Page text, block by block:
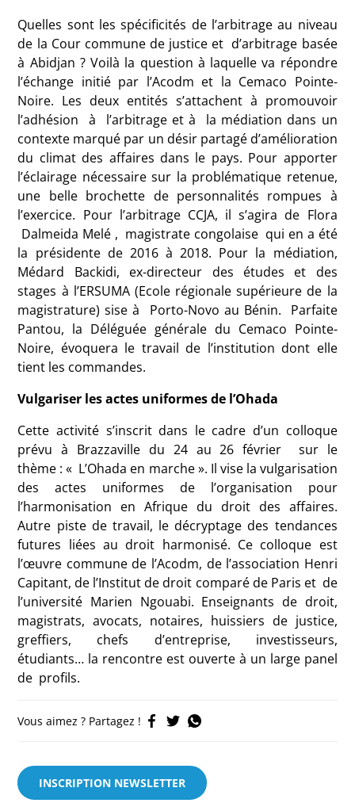
Quelles sont les spécificités de l’arbitrage au niveau
de la Cour commune de justice et d’arbitrage basée
à Abidjan ? Voilà la question à laquelle va répondre
l’échange initié par l’Acodm et la Cemaco Pointe-
Noire. Les deux entités s’attachent à promouvoir
l’adhésion à l’arbitrage et à la médiation dans un
contexte marqué par un désir partagé d’amélioration
du climat des affaires dans le pays. Pour apporter
l’éclairage nécessaire sur la problématique retenue,
une belle brochette de personnalités rompues à
l’exercice. Pour l’arbitrage CCJA, il s’agira de Flora
Dalmeida Melé , magistrate congolaise qui en a été
la présidente de 2016 à 2018. Pour la médiation,
Médard Backidi, ex-directeur des études et des
stages à l’ERSUMA (Ecole régionale supérieure de la
magistrature) sise à Porto-Novo au Bénin. Parfaite
Pantou, la Déléguée générale du Cemaco Pointe-
Noire, évoquera le travail de l’institution dont elle
tient les commandes.
Vulgariser les actes uniformes de l’Ohada
Cette activité s’inscrit dans le cadre d’un colloque
prévu à Brazzaville du 24 au 26 février sur le
thème : « L’Ohada en marche ». Il vise la vulgarisation
des actes uniformes de l’organisation pour
l’harmonisation en Afrique du droit des affaires.
Autre piste de travail, le décryptage des tendances
futures liées au droit harmonisé. Ce colloque est
l’œuvre commune de l’Acodm, de l’association Henri
Capitant, de l’Institut de droit comparé de Paris et de
l’université Marien Ngouabi. Enseignants de droit,
magistrats, avocats, notaires, huissiers de justice,
greffiers, chefs d’entreprise, investisseurs,
étudiants… la rencontre est ouverte à un large panel
de profils.
Vous aimez ? Partagez !
INSCRIPTION NEWSLETTER